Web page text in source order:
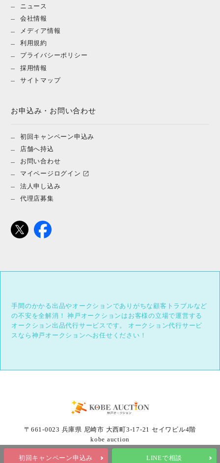
初回キャンペーン申込み LINEで相談
ニュース
会社情報
メディア情報
利用規約
プライバシーポリシー
採用情報
サイトマップ
お申込み・お問い合わせ
初回キャンペーン申込み
店舗へ持込
お問い合わせ
マイページログイン
法人申し込み
代理店募集
手間のかかる出品やオークションでありがちな顧客トラブルなど
の不安を全解消！
神戸オークションはお客様の立場で運営する
オークション出品代行サービスです。
オークション代行サービ
スなら神戸オークションへお任せください！
〒661-0023 兵庫県 尼崎市 大西町3-17-21 セイワビル4階
kobe auction